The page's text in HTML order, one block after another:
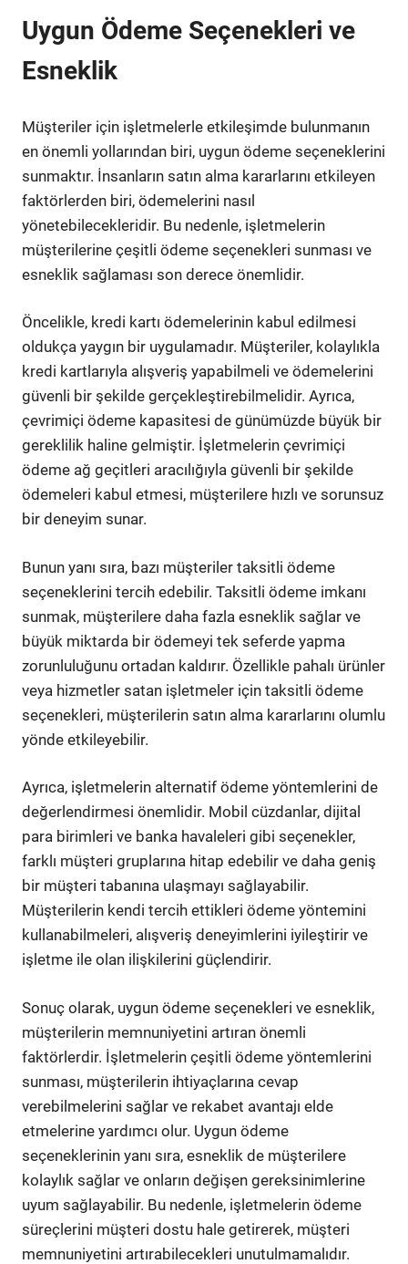
Uygun Ödeme Seçenekleri ve
Esneklik
Müşteriler için işletmelerle etkileşimde bulunmanın
en önemli yollarından biri, uygun ödeme seçeneklerini
sunmaktır. İnsanların satın alma kararlarını etkileyen
faktörlerden biri, ödemelerini nasıl
yönetebilecekleridir. Bu nedenle, işletmelerin
müşterilerine çeşitli ödeme seçenekleri sunması ve
esneklik sağlaması son derece önemlidir.
Öncelikle, kredi kartı ödemelerinin kabul edilmesi
oldukça yaygın bir uygulamadır. Müşteriler, kolaylıkla
kredi kartlarıyla alışveriş yapabilmeli ve ödemelerini
güvenli bir şekilde gerçekleştirebilmelidir. Ayrıca,
çevrimiçi ödeme kapasitesi de günümüzde büyük bir
gereklilik haline gelmiştir. İşletmelerin çevrimiçi
ödeme ağ geçitleri aracılığıyla güvenli bir şekilde
ödemeleri kabul etmesi, müşterilere hızlı ve sorunsuz
bir deneyim sunar.
Bunun yanı sıra, bazı müşteriler taksitli ödeme
seçeneklerini tercih edebilir. Taksitli ödeme imkanı
sunmak, müşterilere daha fazla esneklik sağlar ve
büyük miktarda bir ödemeyi tek seferde yapma
zorunluluğunu ortadan kaldırır. Özellikle pahalı ürünler
veya hizmetler satan işletmeler için taksitli ödeme
seçenekleri, müşterilerin satın alma kararlarını olumlu
yönde etkileyebilir.
Ayrıca, işletmelerin alternatif ödeme yöntemlerini de
değerlendirmesi önemlidir. Mobil cüzdanlar, dijital
para birimleri ve banka havaleleri gibi seçenekler,
farklı müşteri gruplarına hitap edebilir ve daha geniş
bir müşteri tabanına ulaşmayı sağlayabilir.
Müşterilerin kendi tercih ettikleri ödeme yöntemini
kullanabilmeleri, alışveriş deneyimlerini iyileştirir ve
işletme ile olan ilişkilerini güçlendirir.
Sonuç olarak, uygun ödeme seçenekleri ve esneklik,
müşterilerin memnuniyetini artıran önemli
faktörlerdir. İşletmelerin çeşitli ödeme yöntemlerini
sunması, müşterilerin ihtiyaçlarına cevap
verebilmelerini sağlar ve rekabet avantajı elde
etmelerine yardımcı olur. Uygun ödeme
seçeneklerinin yanı sıra, esneklik de müşterilere
kolaylık sağlar ve onların değişen gereksinimlerine
uyum sağlayabilir. Bu nedenle, işletmelerin ödeme
süreçlerini müşteri dostu hale getirerek, müşteri
memnuniyetini artırabilecekleri unutulmamalıdır.